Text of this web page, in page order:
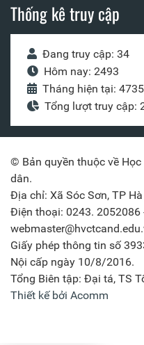
Thống kê truy cập
Đang truy cập: 34
Hôm nay: 2493
Tháng hiện tại:
Tổng lượt truy cập:
© Bản quyền thuộc về
dân.
Địa chỉ: Xã Sóc Sơn, TP
Điện thoại: 0243. 2052086
Giấy phép thông tin số
Nội cấp ngày 10/8/2016.
Tổng Biên tập: Đại tá, TS
Thiết kế bởi Acomm